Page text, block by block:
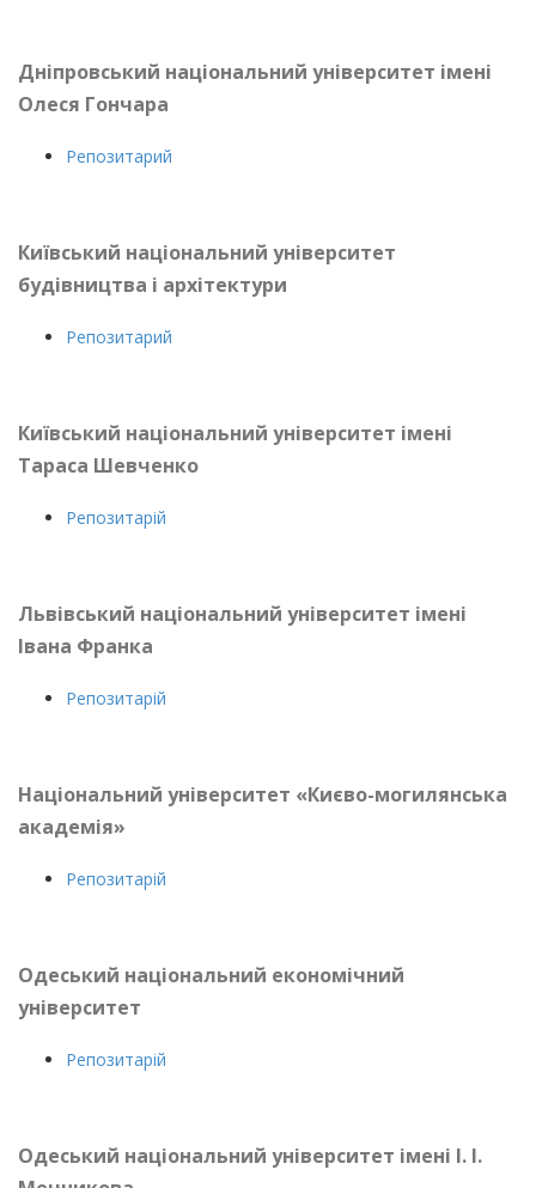
Дніпровський національний університет імені
Олеся Гончара
Репозитарий
Київський національний університет
будівництва і архітектури
Репозитарий
Київський національний університет імені
Тараса Шевченко
Репозитарій
Львівський національний університет імені
Івана Франка
Репозитарій
Національний університет «Києво-могилянська
академія»
Репозитарій
Одеський національний економічний
університет
Репозитарій
Одеський національний університет імені І. І.